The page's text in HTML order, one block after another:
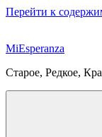
Перейти к
MiEsperanza
Старое, Редкое,